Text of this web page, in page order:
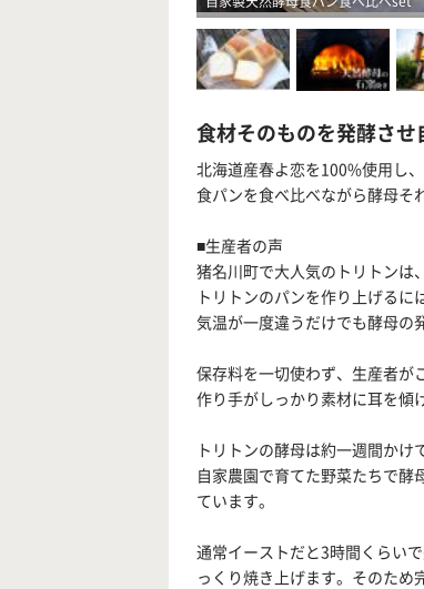
食材そのものを発酵させ
北海道産春よ恋を100%使用し
食パンを食べ比べながら酵母そ
■生産者の声
猪名川町で大人気のトリトンは
トリトンのパンを作り上げるに
気温が一度違うだけでも酵母の
保存料を一切使わず、生産者が
作り手がしっかり素材に耳を傾
トリトンの酵母は約一週間かけ
自家農園で育てた野菜たちで
ています。
通常イーストだと3時間くらい
っくり焼き上げます。そのため